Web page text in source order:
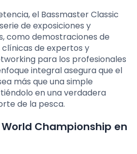
el Bassmaster Classic
de exposiciones y
como demostraciones de
de expertos y
para los profesionales
integral asegura que el
más que una simple
en una verdadera
de la pesca.
World Championship en